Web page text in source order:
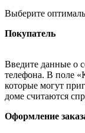
Выберите
Покупатель
Введите данные о
телефона. В поле
которые могут
доме считаются
Оформление